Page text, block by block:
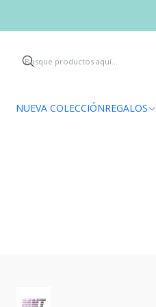
NUEVA COLECCIÓNREGALOS